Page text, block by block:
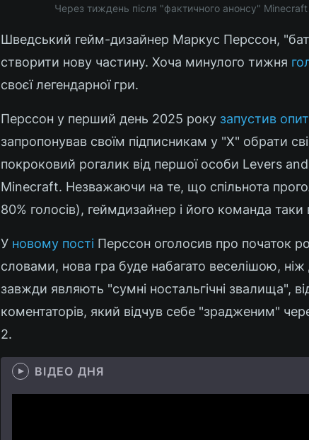
Через тиждень після "фактичного анонсу"
Шведський гейм-дизайнер Маркус Перссон,
створити нову частину. Хоча минулого тижня
своєї легендарної гри.
Перссон у перший день 2025 року запустив
запропонував своїм підписникам у "Х" обрати
покроковий рогалик від першої особи Levers
Minecraft. Незважаючи на те, що спільнота
80% голосів), геймдизайнер і його команда таки
У новому пості Перссон оголосив про початок
словами, нова гра буде набагато веселішою,
завжди являють "сумні ностальгічні звалища",
коментаторів, який відчув себе "зрадженим"
2.
ВІДЕО ДНЯ